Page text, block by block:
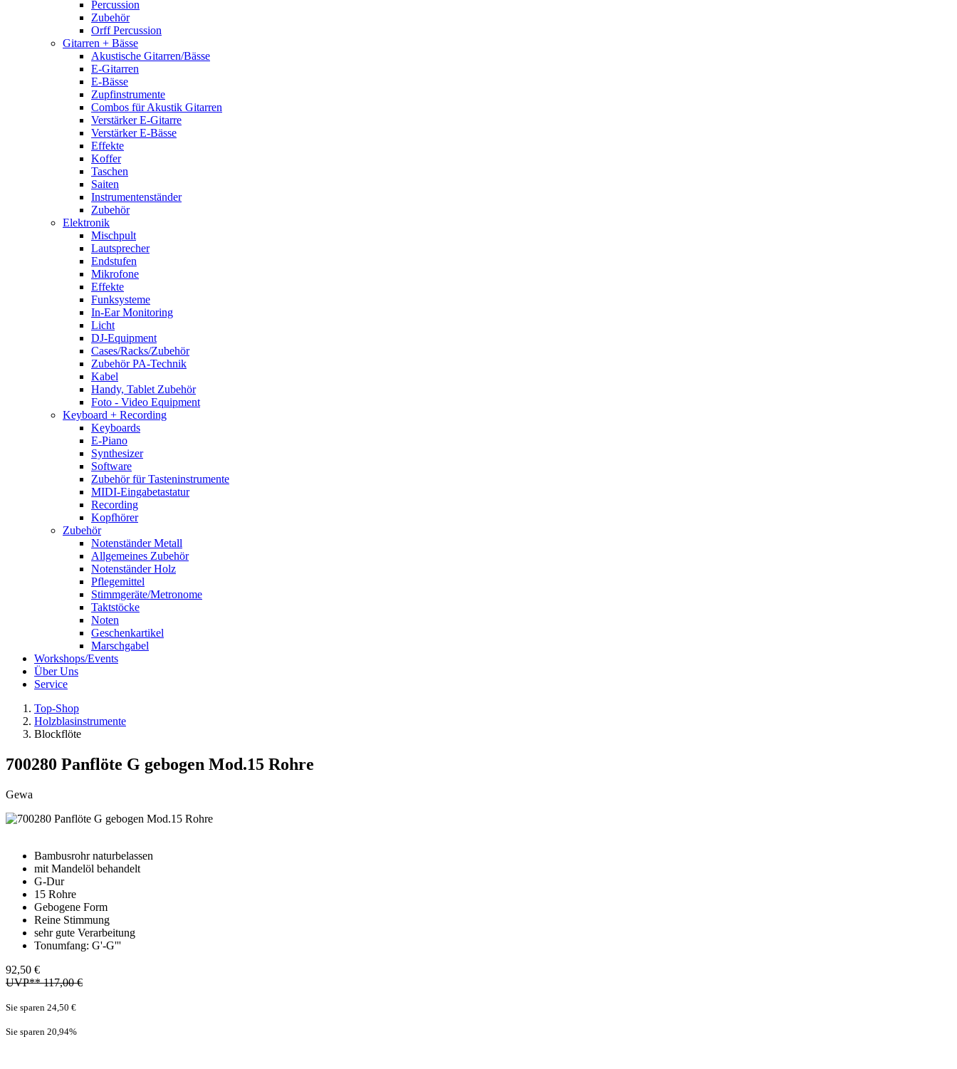
Percussion
Zubehör
Orff Percussion
Gitarren + Bässe
Akustische Gitarren/Bässe
E-Gitarren
E-Bässe
Zupfinstrumente
Combos für Akustik Gitarren
Verstärker E-Gitarre
Verstärker E-Bässe
Effekte
Koffer
Taschen
Saiten
Instrumentenständer
Zubehör
Elektronik
Mischpult
Lautsprecher
Endstufen
Mikrofone
Effekte
Funksysteme
In-Ear Monitoring
Licht
DJ-Equipment
Cases/Racks/Zubehör
Zubehör PA-Technik
Kabel
Handy, Tablet Zubehör
Foto - Video Equipment
Keyboard + Recording
Keyboards
E-Piano
Synthesizer
Software
Zubehör für Tasteninstrumente
MIDI-Eingabetastatur
Recording
Kopfhörer
Zubehör
Notenständer Metall
Allgemeines Zubehör
Notenständer Holz
Pflegemittel
Stimmgeräte/Metronome
Taktstöcke
Noten
Geschenkartikel
Marschgabel
Workshops/Events
Über Uns
Service
Top-Shop
Holzblasinstrumente
Blockflöte
700280 Panflöte G gebogen Mod.15 Rohre
Gewa
Bambusrohr naturbelassen
mit Mandelöl behandelt
G-Dur
15 Rohre
Gebogene Form
Reine Stimmung
sehr gute Verarbeitung
Tonumfang: G'-G'''
92,50 €
UVP** 117,00 €
Sie sparen 24,50 €
Sie sparen 20,94%